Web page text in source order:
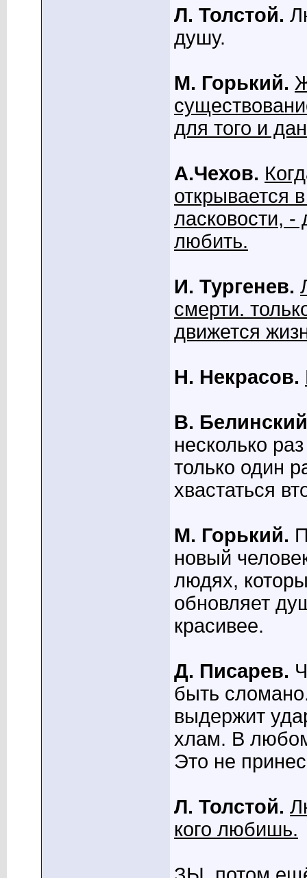
Л. Толстой.
душу.
М. Горький.
для того и
А.Чехов.
открывается
ласковости, -
любить.
И. Тургенев.
смерти.
движется
Н. Некрасов.
В.
несколько
только один
хвастаться
М. Горький.
новый
людях,
обновляет
красивее.
Д. Писарев.
быть
выдержит
хлам. В
Это не
Л. Толстой.
кого любишь.